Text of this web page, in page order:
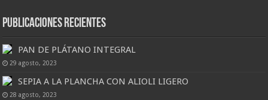
Publicaciones Recientes
PAN DE PLÁTANO INTEGRAL
29 agosto, 2023
SEPIA A LA PLANCHA CON ALIOLI LIGERO
28 agosto, 2023